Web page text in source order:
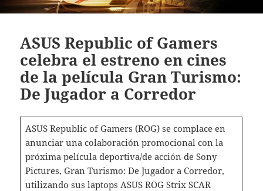
ASUS Republic of Gamers
celebra el estreno en cines
de la película Gran Turismo:
De Jugador a Corredor
ASUS Republic of Gamers (ROG) se complace en
anunciar una colaboración promocional con la
próxima película deportiva/de acción de Sony
Pictures, Gran Turismo: De Jugador a Corredor,
utilizando sus laptops ASUS ROG Strix SCAR